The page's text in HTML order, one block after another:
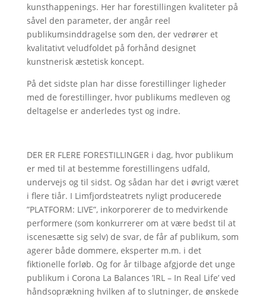
kunsthappenings. Her har forestillingen kvaliteter på
såvel den parameter, der angår reel
publikumsinddragelse som den, der vedrører et
kvalitativt veludfoldet på forhånd designet
kunstnerisk æstetisk koncept.
På det sidste plan har disse forestillinger ligheder
med de forestillinger, hvor publikums medleven og
deltagelse er anderledes tyst og indre.
DER ER FLERE FORESTILLINGER i dag, hvor publikum
er med til at bestemme forestillingens udfald,
undervejs og til sidst. Og sådan har det i øvrigt været
i flere tiår. I Limfjordsteatrets nyligt producerede
”PLATFORM: LIVE”, inkorporerer de to medvirkende
performere (som konkurrerer om at være bedst til at
iscenesætte sig selv) de svar, de får af publikum, som
agerer både dommere, eksperter m.m. i det
fiktionelle forløb. Og for år tilbage afgjorde det unge
publikum i Corona La Balances ’IRL – In Real Life’ ved
håndsoprækning hvilken af to slutninger, de ønskede